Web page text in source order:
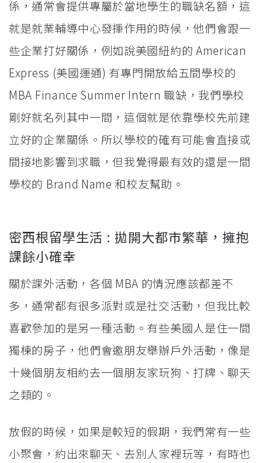
係，通常會提供專屬於當地學生的職缺名額，這
就是就業輔導中心發揮作用的時候，他們會跟一
些企業打好關係，例如說美國紐約的 American
Express (美國運通) 有專門開放給五間學校的
MBA Finance Summer Intern 職缺，我們學校
剛好就名列其中一間，這個就是依靠學校先前建
立好的企業關係。所以學校的確有可能會直接或
間接地影響到求職，但我覺得最有效的還是一間
學校的 Brand Name 和校友幫助。
密西根留學生活 : 拋開大都市繁華，擁抱
課餘小確幸
關於課外活動，各個 MBA 的情況應該都差不
多，通常都有很多派對或是社交活動，但我比較
喜歡參加的是另一種活動。有些美國人是住一間
獨棟的房子，他們會邀朋友舉辦戶外活動，像是
十幾個朋友相約去一個朋友家玩狗、打牌、聊天
之類的。
放假的時候，如果是較短的假期，我們常有一些
小聚會，約出來聊天、去別人家裡玩等，有時也